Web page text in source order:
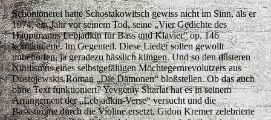
Schöntönerei hatte Schostakowitsch gewiss nicht im Sinn, als er
1974, ein Jahr vor seinem Tod, seine „Vier Gedichte des
Hauptmanns Lebjadkin für Bass und Klavier“ op. 146
komponierte. Im Gegenteil. Diese Lieder sollen gewollt
unbeholfen, ja geradezu hässlich klingen. Und so den düsteren
Nihilismus eines selbstgefälligen Möchtegernrevolutzers aus
Dostojewskis Roman „Die Dämonen“ bloßstellen. Ob das auch
ohne Text funktioniert? Yevgeniy Sharlat hat es in seinem
Arrangement der „Lebjadkin-Verse“ versucht und die
Bassstimme durch die Violine ersetzt. Gidon Kremer zelebrierte